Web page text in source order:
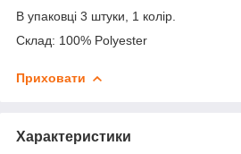
В упаковці 3 штуки, 1 колір.
Склад: 100% Polyester
Приховати
Характеристики